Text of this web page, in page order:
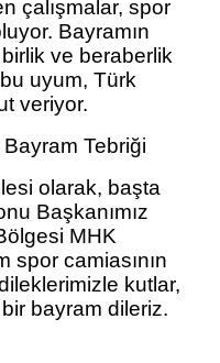
çalışmalar, spor
Bayramın
ve beraberlik
uyum, Türk
veriyor.
Tebriği
olarak, başta
Başkanımız
MHK
spor camiasının
kutlar,
bayram dileriz.